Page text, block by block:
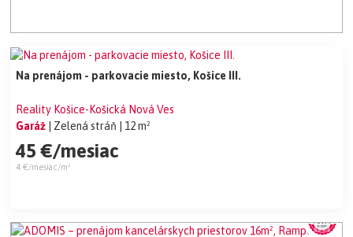
Na prenájom - parkovacie miesto, Košice III.
Reality Košice-Košická Nová Ves
Garáž
| Zelená stráň | 12 m²
45 €/mesiac
4 €/mesiac/m²